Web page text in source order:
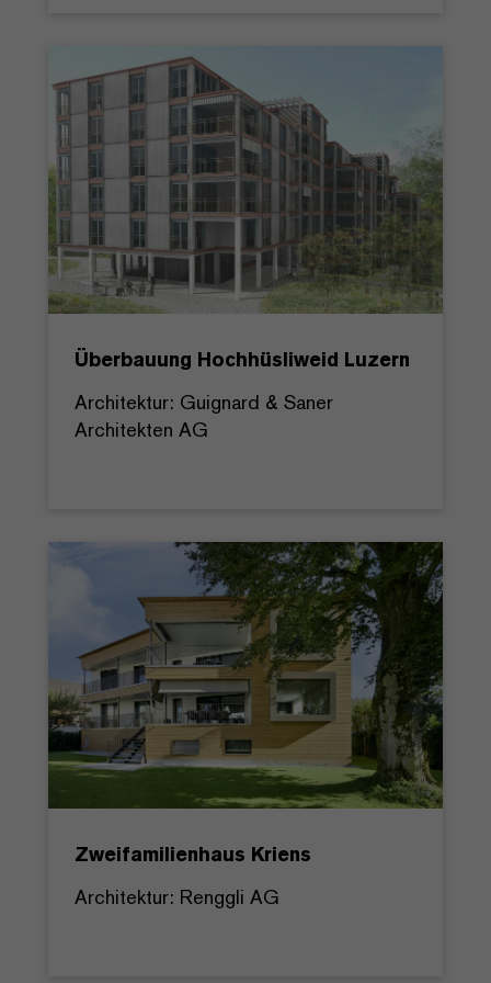
Überbauung Hochhüsliweid Luzern
Architektur: Guignard & Saner
Architekten AG
Zweifamilienhaus Kriens
Architektur: Renggli AG